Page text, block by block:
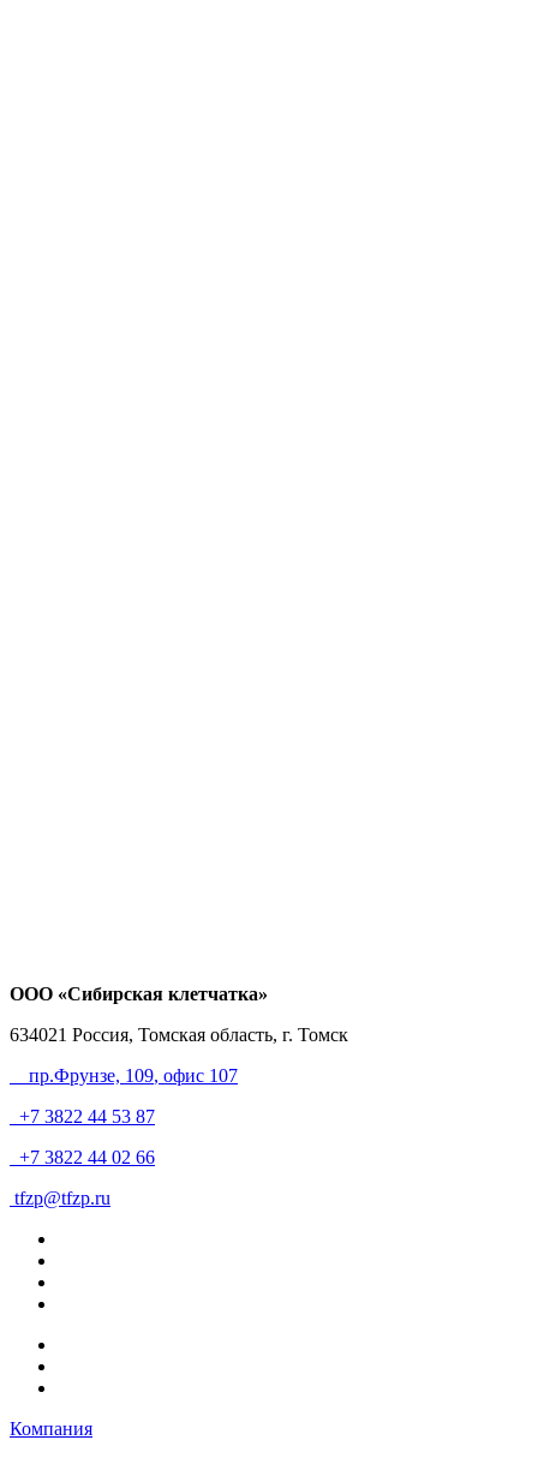
ООО «Сибирская клетчатка»
634021 Россия, Томская область, г. Томск
пр.Фрунзе, 109, офис 107
+7 3822 44 53 87
+7 3822 44 02 66
tfzp@tfzp.ru
Компания